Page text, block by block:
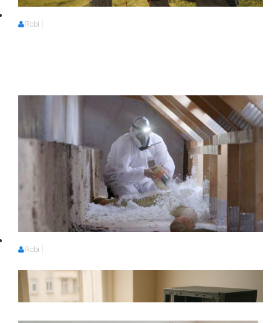
Robi
Robi